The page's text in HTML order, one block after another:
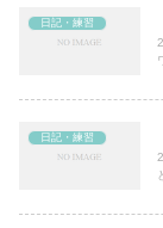
日記・練習
日記・練習